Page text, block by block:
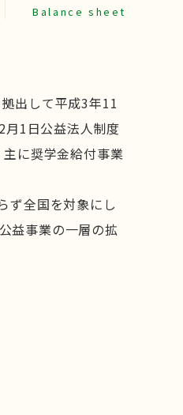
Balance sheet
出して平成3年11
1日公益法人制度
に奨学金給付事業
ず全国を対象にし
益事業の一層の拡